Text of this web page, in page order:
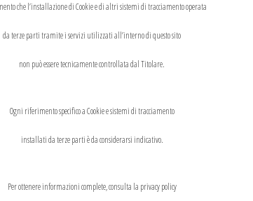
che l’installazione di Cookie e di altri sistemi di tracciamento operata
da terze parti tramite i servizi utilizzati all’interno di questo sito
non può essere tecnicamente controllata dal Titolare.
Ogni riferimento specifico a Cookie e sistemi di tracciamento
installati da terze parti è da considerarsi indicativo.
Per ottenere informazioni complete, consulta la privacy policy